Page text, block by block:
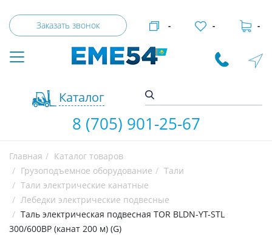
Заказать звонок
Каталог
- - -
8 (705) 901-25-67
Главная
Каталог товаров
Грузоподъемное оборудование
Тали
Тали электрические канатные
Лебедки электрические подвесные
Таль электрическая подвесная TOR BLDN-YT-STL
300/600BP (канат 200 м) (G)